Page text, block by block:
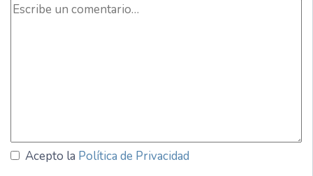
Acepto la Política de Privacidad